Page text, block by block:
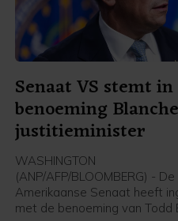
Senaat VS stemt
benoeming
justitieminister
WASHINGTON
(ANP/AFP/BLOOMBERG) - De
Amerikaanse Senaat heeft
met de benoeming van Todd